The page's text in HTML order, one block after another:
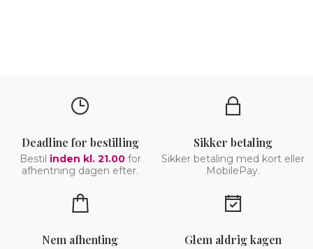
Deadline for bestilling
Bestil inden kl. 21.00for
afhentning dagen efter.
Sikker betaling
Sikker betaling med kort eller
MobilePay.
Nem afhenting Glem aldrig kagen